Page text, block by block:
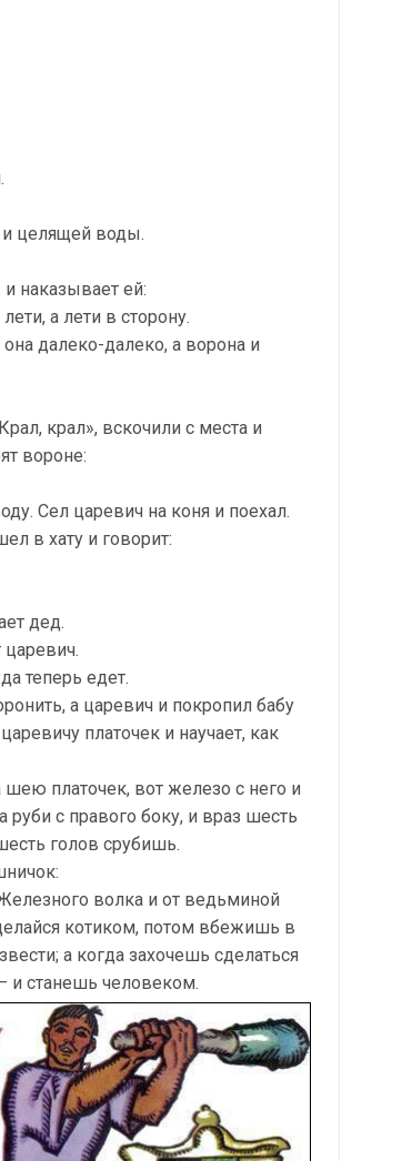
и целящей воды.
наказывает ей:
а лети в сторону.
далеко-далеко, а ворона и
крал», вскочили с места и
вороне:
Сел царевич на коня и поехал.
в хату и говорит:
дед.
теперь едет.
а царевич и покропил бабу
платочек и научает, как
платочек, вот железо с него и
с правого боку, и враз шесть
голов срубишь.
волка и от ведьминой
котиком, потом вбежишь в
а когда захочешь сделаться
и станешь человеком.